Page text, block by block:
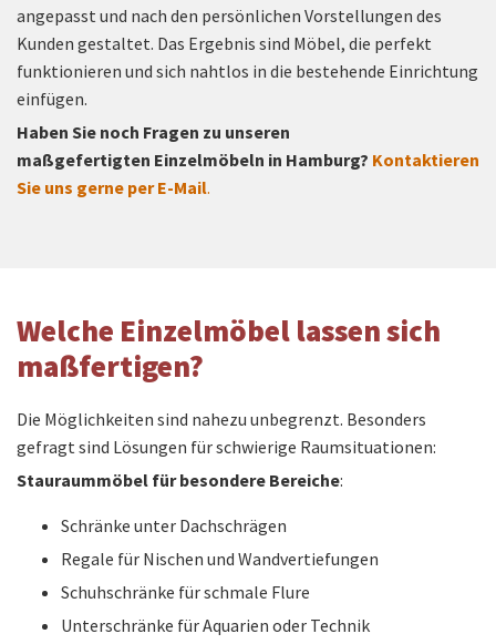
angepasst und nach den persönlichen Vorstellungen des
Kunden gestaltet. Das Ergebnis sind Möbel, die perfekt
funktionieren und sich nahtlos in die bestehende Einrichtung
einfügen.
Haben Sie noch Fragen zu unseren
maßgefertigten Einzelmöbeln in Hamburg? Kontaktieren
Sie uns gerne per E-Mail.
Welche Einzelmöbel lassen sich
maßfertigen?
Die Möglichkeiten sind nahezu unbegrenzt. Besonders
gefragt sind Lösungen für schwierige Raumsituationen:
Stauraummöbel für besondere Bereiche:
Schränke unter Dachschrägen
Regale für Nischen und Wandvertiefungen
Schuhschränke für schmale Flure
Unterschränke für Aquarien oder Technik